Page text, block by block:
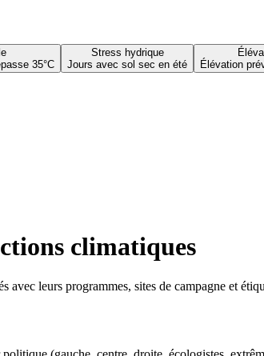
35°C
Stress hydrique
Jours avec sol sec en été
Élévation
climatiques
leurs programmes, sites de campagne et